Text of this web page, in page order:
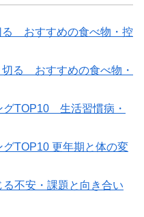
る おすすめの食べ物・控
る おすすめの食べ物・
グTOP10 生活習慣病・
TOP10 更年期と体の変
不安・課題と向き合い